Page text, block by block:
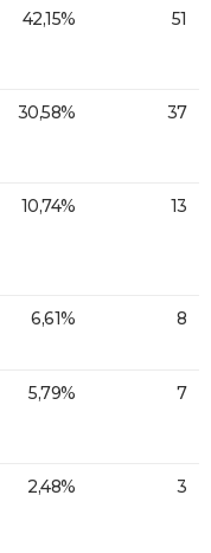
42,15% 51
30,58% 37
10,74% 13
6,61% 8
5,79% 7
2,48% 3